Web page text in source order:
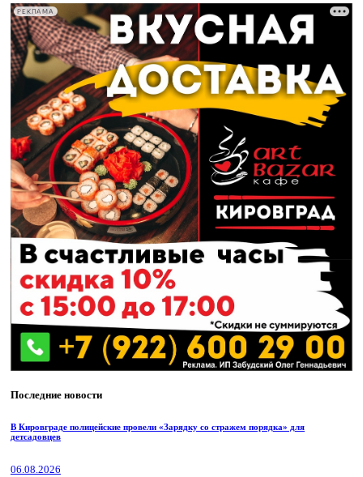
РЕКЛАМА
Последние новости
В Кировграде полицейские провели «Зарядку со стражем порядка» для
детсадовцев
06.08.2026